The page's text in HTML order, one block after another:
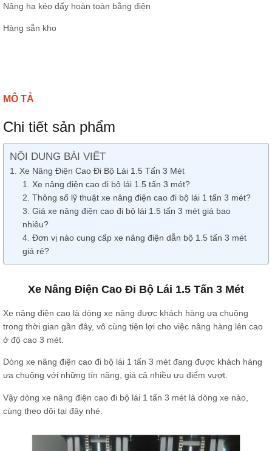
Nâng hạ kéo đẩy hoàn toàn bằng điện
Hàng sẵn kho
MÔ TẢ
Chi tiết sản phẩm
NỘI DUNG BÀI VIẾT
Xe Nâng Điện Cao Đi Bộ Lái 1.5 Tấn 3 Mét
Xe nâng điện cao đi bộ lái 1.5 tấn 3 mét?
Thông số lỹ thuật xe nâng điện cao đi bộ lái 1 tấn 3 mét?
Giá xe nâng điện cao đi bộ lái 1.5 tấn 3 mét giá bao
nhiêu?
Đơn vị nào cung cấp xe nâng điện dẫn bộ 1.5 tấn 3 mét
giá rẻ?
Xe Nâng Điện Cao Đi Bộ Lái 1.5 Tấn 3 Mét
Xe nâng điện cao là dòng xe nâng được khách hàng ưa chuộng
trong thời gian gần đây, vô cùng tiện lợi cho việc nâng hàng lên cao
ở độ cao 3 mét.
Dòng xe nâng điện cao đi bộ lái 1 tấn 3 mét đang được khách hàng
ưa chuộng với những tín năng, giá cả nhiều ưu điểm vượt.
Vậy dòng xe nâng điện cao đi bộ lái 1 tấn 3 mét là dòng xe nào,
cùng theo dõi tại đây nhé.